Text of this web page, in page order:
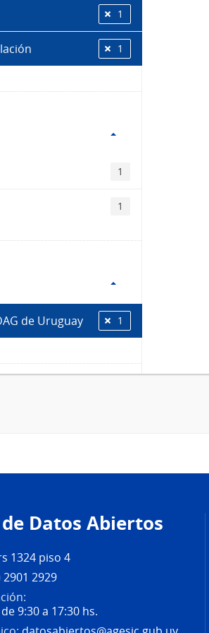
1
1
1
1
de Uruguay 1
Datos Abiertos
1324 piso 4
2901 2929
9:30 a 17:30 hs.